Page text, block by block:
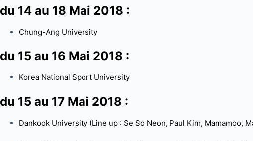
du 14 au 18 Mai 2018 :
Chung-Ang University
du 15 au 16 Mai 2018 :
Korea National Sport University
du 15 au 17 Mai 2018 :
Dankook University (Line up : Se So Neon, Paul Kim, Mamamoo,